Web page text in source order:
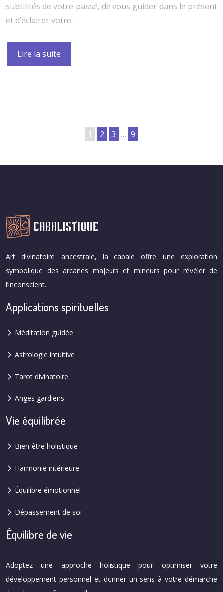
subtilités de votre passé, de vous guider dans le présent
et d’éclairer votre…
Lire la suite
1 2 3 … 9
Art divinatoire ancestrale, la cabale offre une exploration
symbolique des arcanes majeurs et mineurs pour révéler de
l’inconscient.
Applications spirituelles
Méditation guidée
Astrologie intuitive
Tarot divinatoire
Anges gardiens
Vie équilibrée
Bien-être holistique
Harmonie intérieure
Équilibre émotionnel
Dépassement de soi
Équilibre de vie
Adoptez une approche holistique pour optimiser votre
développement personnel et donner un sens à votre démarche